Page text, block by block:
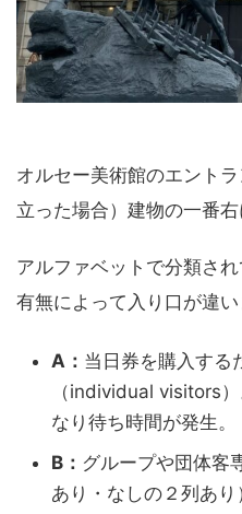
オルセー美術館のエント
立った場合）建物の一番右
アルファベットで分類さ
有無によって入り口が違い
A： 当日券を購入する
（individual visitors
なり待ち時間が発生。
B： グループや団体客
あり・なしの２列あり